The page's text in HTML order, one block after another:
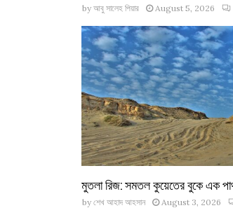
by আবু সালেহ পিয়ার August 5, 2026
মুতলা রিজ: সমতল কুয়েতের বুকে এক
by শেখ আহাদ আহসান August 3, 2026